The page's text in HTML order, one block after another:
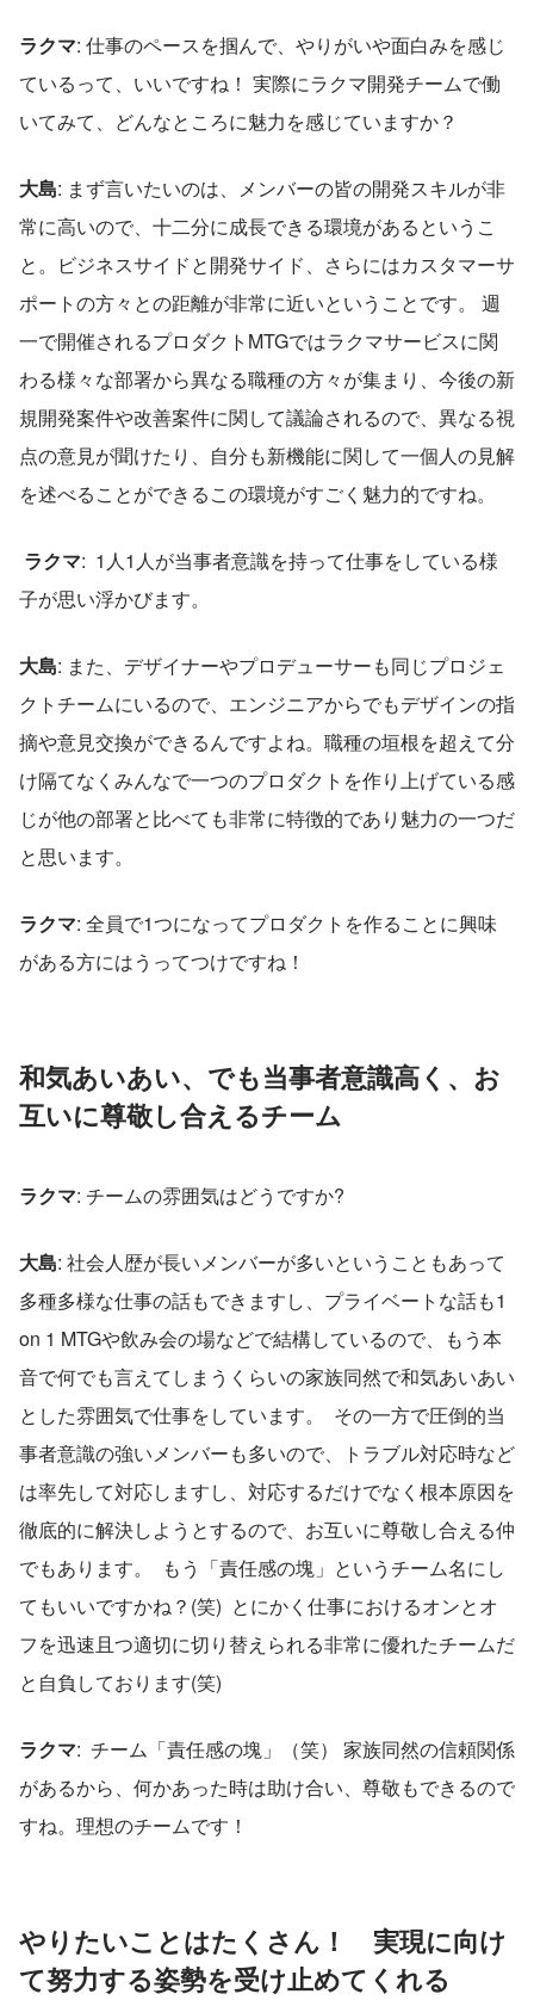
ラクマ: 仕事のペースを掴んで、やりがいや面白みを感じ
ているって、いいですね！ 実際にラクマ開発チームで働
いてみて、どんなところに魅力を感じていますか？
大島: まず言いたいのは、メンバーの皆の開発スキルが非
常に高いので、十二分に成長できる環境があるというこ
と。ビジネスサイドと開発サイド、さらにはカスタマーサ
ポートの方々との距離が非常に近いということです。 週
一で開催されるプロダクトMTGではラクマサービスに関
わる様々な部署から異なる職種の方々が集まり、今後の新
規開発案件や改善案件に関して議論されるので、異なる視
点の意見が聞けたり、自分も新機能に関して一個人の見解
を述べることができるこの環境がすごく魅力的ですね。
ラクマ:  1人1人が当事者意識を持って仕事をしている様
子が思い浮かびます。
大島: また、デザイナーやプロデューサーも同じプロジェ
クトチームにいるので、エンジニアからでもデザインの指
摘や意見交換ができるんですよね。職種の垣根を超えて分
け隔てなくみんなで一つのプロダクトを作り上げている感
じが他の部署と比べても非常に特徴的であり魅力の一つだ
と思います。
ラクマ: 全員で1つになってプロダクトを作ることに興味
がある方にはうってつけですね！
和気あいあい、でも当事者意識高く、お
互いに尊敬し合えるチーム
ラクマ: チームの雰囲気はどうですか?
大島: 社会人歴が長いメンバーが多いということもあって
多種多様な仕事の話もできますし、プライベートな話も1
on 1 MTGや飲み会の場などで結構しているので、もう本
音で何でも言えてしまうくらいの家族同然で和気あいあい
とした雰囲気で仕事をしています。  その一方で圧倒的当
事者意識の強いメンバーも多いので、トラブル対応時など
は率先して対応しますし、対応するだけでなく根本原因を
徹底的に解決しようとするので、お互いに尊敬し合える仲
でもあります。  もう「責任感の塊」というチーム名にし
てもいいですかね？(笑)  とにかく仕事におけるオンとオ
フを迅速且つ適切に切り替えられる非常に優れたチームだ
と自負しております(笑)
ラクマ:  チーム「責任感の塊」（笑） 家族同然の信頼関係
があるから、何かあった時は助け合い、尊敬もできるので
すね。理想のチームです！
やりたいことはたくさん！　実現に向け
て努力する姿勢を受け止めてくれる